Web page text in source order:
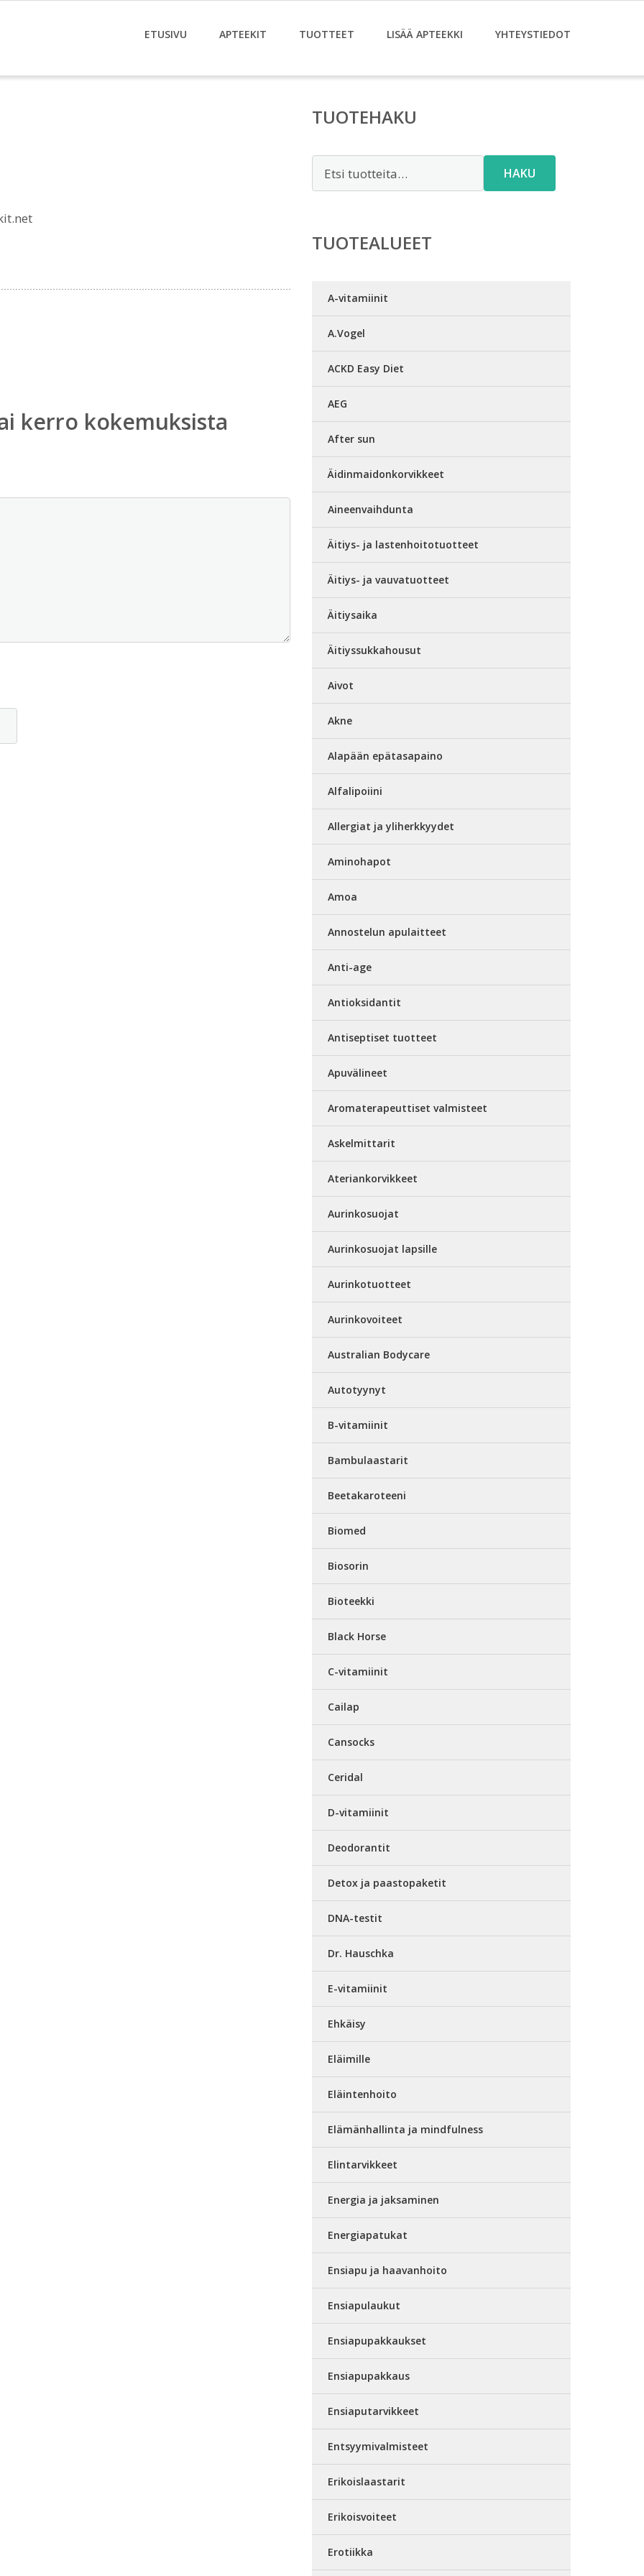
ETUSIVU APTEEKIT TUOTTEET LISÄÄ APTEEKKI YHTEYSTIEDOT
kerro kokemuksista
TUOTEHAKU
HAKU
TUOTEALUEET
A-vitamiinit
A.Vogel
ACKD Easy Diet
AEG
After sun
Äidinmaidonkorvikkeet
Aineenvaihdunta
Äitiys- ja lastenhoitotuotteet
Äitiys- ja vauvatuotteet
Äitiysaika
Äitiyssukkahousut
Aivot
Akne
Alapään epätasapaino
Alfalipoiini
Allergiat ja yliherkkyydet
Aminohapot
Amoa
Annostelun apulaitteet
Anti-age
Antioksidantit
Antiseptiset tuotteet
Apuvälineet
Aromaterapeuttiset valmisteet
Askelmittarit
Ateriankorvikkeet
Aurinkosuojat
Aurinkosuojat lapsille
Aurinkotuotteet
Aurinkovoiteet
Australian Bodycare
Autotyynyt
B-vitamiinit
Bambulaastarit
Beetakaroteeni
Biomed
Biosorin
Bioteekki
Black Horse
C-vitamiinit
Cailap
Cansocks
Ceridal
D-vitamiinit
Deodorantit
Detox ja paastopaketit
DNA-testit
Dr. Hauschka
E-vitamiinit
Ehkäisy
Eläimille
Eläintenhoito
Elämänhallinta ja mindfulness
Elintarvikkeet
Energia ja jaksaminen
Energiapatukat
Ensiapu ja haavanhoito
Ensiapulaukut
Ensiapupakkaukset
Ensiapupakkaus
Ensiaputarvikkeet
Entsyymivalmisteet
Erikoislaastarit
Erikoisvoiteet
Erotiikka